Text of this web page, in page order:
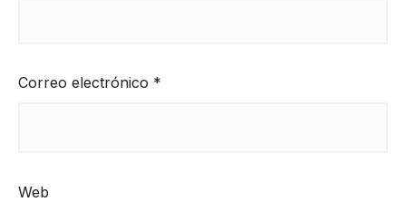
Correo electrónico *
Web